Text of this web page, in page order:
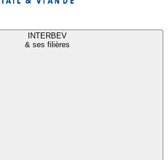
INTERBEV
& ses filières